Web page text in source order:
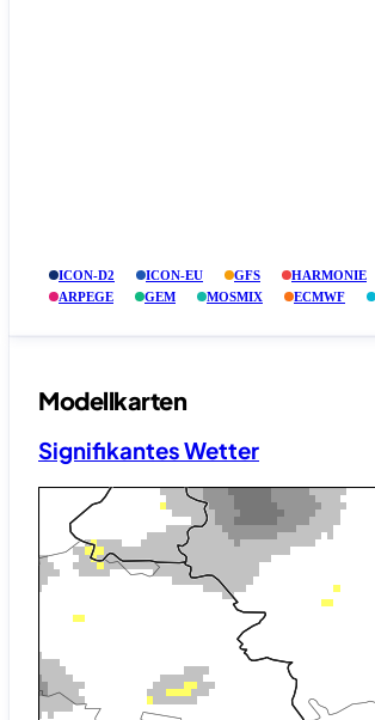
ICON-D2 ICON-EU GFS HARMONIE
ARPEGE
GEM MOSMIX ECMWF
Modellkarten
Signifikantes Wetter